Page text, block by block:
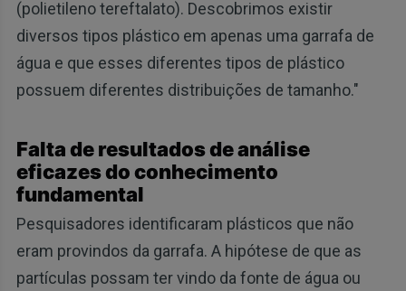
(polietileno tereftalato). Descobrimos existir
diversos tipos plástico em apenas uma garrafa de
água e que esses diferentes tipos de plástico
possuem diferentes distribuições de tamanho."
Falta de resultados de análise
eficazes do conhecimento
fundamental
Pesquisadores identificaram plásticos que não
eram provindos da garrafa. A hipótese de que as
partículas possam ter vindo da fonte de água ou